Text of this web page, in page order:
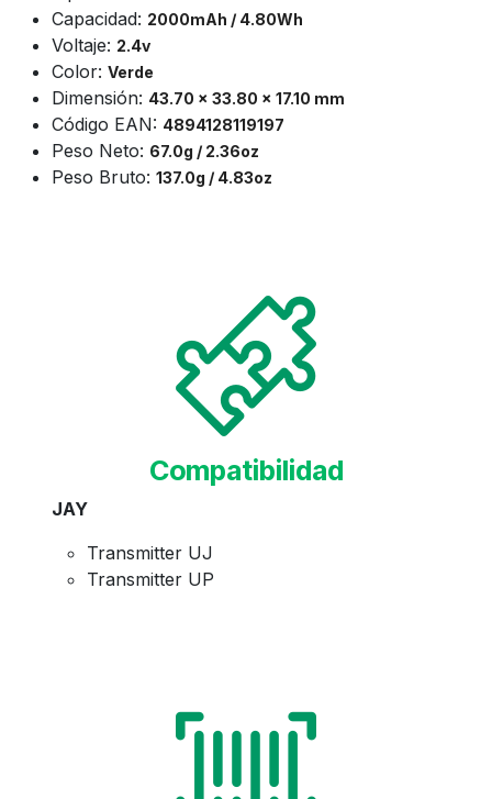
Capacidad: 2000mAh / 4.80Wh
Voltaje: 2.4v
Color: Verde
Dimensión: 43.70 x 33.80 x 17.10 mm
Código EAN: 4894128119197
Peso Neto: 67.0g / 2.36oz
Peso Bruto: 137.0g / 4.83oz
Compatibilidad
JAY
Transmitter UJ
Transmitter UP